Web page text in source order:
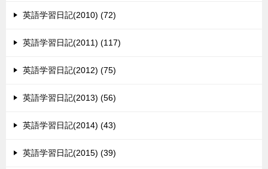
英語学習日記(2010) (72)
英語学習日記(2011) (117)
英語学習日記(2012) (75)
英語学習日記(2013) (56)
英語学習日記(2014) (43)
英語学習日記(2015) (39)